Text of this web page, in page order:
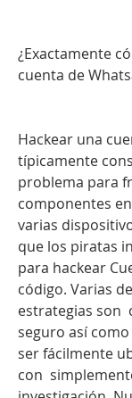
¿Exactamente
cuenta de
Hackear una
típicamente
problema para
componentes
varias
que los piratas
para hackear
código. Varias
estrategias son
seguro así
ser fácilmente
con